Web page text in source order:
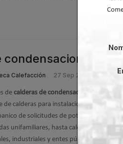
condensacion
Calefacción 27 Sep 2009
de calderas de condensación Chip
calderas para instalaciones
de solicitudes de potencia: desde
unifamiliares, hasta calefacciones
industriales y entes públicos como